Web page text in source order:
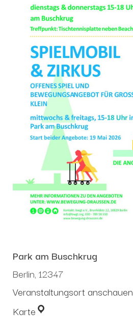
Park am Buschkrug
Berlin, 12347
Veranstaltungsort anschauen
Karte